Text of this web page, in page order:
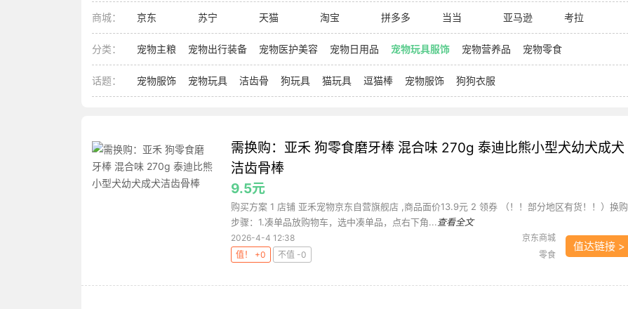
商城： 京东 苏宁 天猫 淘宝 拼多多 当当 亚马逊 考拉
分类： 宠物主粮 宠物出行装备 宠物医护美容 宠物日用品 宠物玩具服饰 宠物营养品 宠物零食
话题： 宠物服饰 宠物玩具 洁齿骨 狗玩具 猫玩具 逗猫棒 宠物服饰 狗狗衣服
需换购：亚禾 狗零食磨牙棒 混合味 270g 泰迪比熊小型犬幼犬成犬
洁齿骨棒
9.5元
购买方案 1 店铺 亚禾宠物京东自营旗舰店 ,商品面价13.9元 2 领券 （！！部分地区有货！！）换购
步骤：1.凑单品放购物车，选中凑单品，点右下角... 查看全文
2026-4-4 12:38
京东商城
值！ +0
不值 -0 零食
值达链接 >